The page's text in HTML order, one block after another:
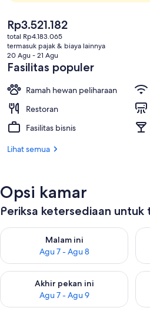
Harga
saat
ini
Rp3.521.182
Rp3.521.182
total Rp4.183.065
termasuk pajak & biaya lainnya
20 Agu - 21 Agu
Fasilitas populer
Ramah hewan peliharaan
Restoran
Fasilitas bisnis
Lihat semua
Opsi kamar
Periksa ketersediaan untuk
Malam ini
Agu 7 - Agu 8
Periksa ketersediaan untuk malam
Akhir pekan ini
Agu 7 - Agu 9
Periksa ketersediaan untuk akhir